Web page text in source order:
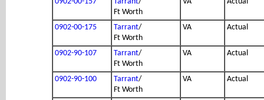
Ft Worth
0902-00-175 Tarrant/
Ft Worth
VA Actual
0902-90-107 Tarrant/
Ft Worth
VA Actual
0902-90-100 Tarrant/
Ft Worth
VA Actual